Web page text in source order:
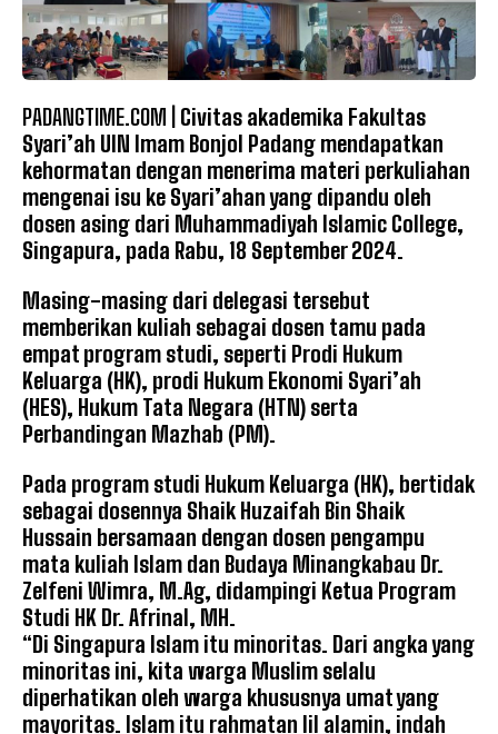
PADANGTIME.COM | Civitas akademika Fakultas
Syari’ah UIN Imam Bonjol Padang mendapatkan
kehormatan dengan menerima materi perkuliahan
mengenai isu ke Syari’ahan yang dipandu oleh
dosen asing dari Muhammadiyah Islamic College,
Singapura, pada Rabu, 18 September 2024.
Masing-masing dari delegasi tersebut
memberikan kuliah sebagai dosen tamu pada
empat program studi, seperti Prodi Hukum
Keluarga (HK), prodi Hukum Ekonomi Syari’ah
(HES), Hukum Tata Negara (HTN) serta
Perbandingan Mazhab (PM).
Pada program studi Hukum Keluarga (HK), bertidak
sebagai dosennya Shaik Huzaifah Bin Shaik
Hussain bersamaan dengan dosen pengampu
mata kuliah Islam dan Budaya Minangkabau Dr.
Zelfeni Wimra, M.Ag, didampingi Ketua Program
Studi HK Dr. Afrinal, MH.
“Di Singapura Islam itu minoritas. Dari angka yang
minoritas ini, kita warga Muslim selalu
diperhatikan oleh warga khususnya umat yang
mayoritas. Islam itu rahmatan lil alamin, indah